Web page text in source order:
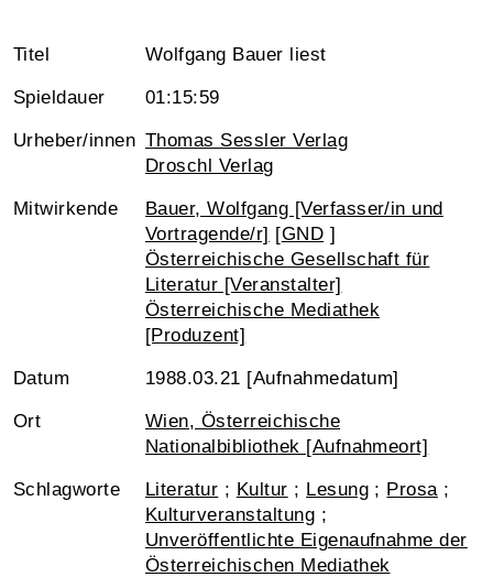
Titel Wolfgang Bauer liest
Spieldauer 01:15:59
Urheber/innen Thomas Sessler Verlag
Droschl Verlag
Mitwirkende
Bauer, Wolfgang [Verfasser/in und
Vortragende/r] [GND ]
Österreichische Gesellschaft für
Literatur [Veranstalter]
Österreichische Mediathek
[Produzent]
Datum 1988.03.21 [Aufnahmedatum]
Ort
Wien, Österreichische
Nationalbibliothek [Aufnahmeort]
Schlagworte Literatur ; Kultur ; Lesung ; Prosa;
Kulturveranstaltung ;
Unveröffentlichte Eigenaufnahme der
Österreichischen Mediathek